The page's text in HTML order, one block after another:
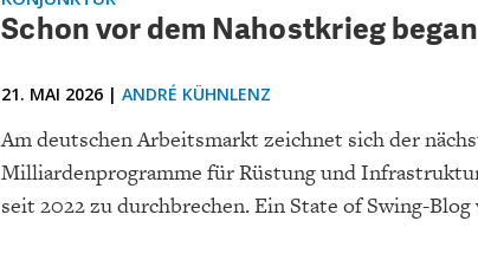
Schon vor dem Nahostkrieg
21. MAI 2026 | ANDRÉ KÜHNLENZ
Am deutschen Arbeitsmarkt zeichnet sich der
Milliardenprogramme für Rüstung und
seit 2022 zu durchbrechen. Ein State of Swing-